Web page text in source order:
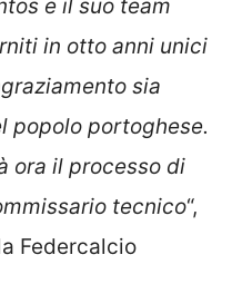
e il suo team
in otto anni unici
sia
popolo portoghese.
ora il processo di
tecnico“,
Federcalcio